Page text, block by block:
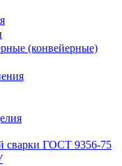
(конвейерные)
сварки ГОСТ 9356-75